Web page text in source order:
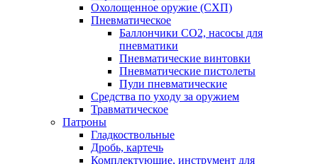
Охолощенное оружие (СХП)
Пневматическое
Баллончики СО2, насосы для
пневматики
Пневматические винтовки
Пневматические пистолеты
Пули пневматические
Средства по уходу за оружием
Травматическое
Патроны
Гладкоствольные
Дробь, картечь
Комплектующие, инструмент для